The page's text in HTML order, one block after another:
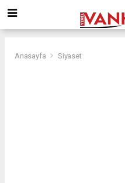
Anasayfa Siyaset